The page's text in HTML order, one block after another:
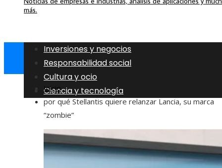
más.
Inversiones y negocios
Responsabilidad social
Cultura y ocio
Ciencia y tecnología
Inicio
por qué Stellantis quiere relanzar Lancia, su marca
“zombie”